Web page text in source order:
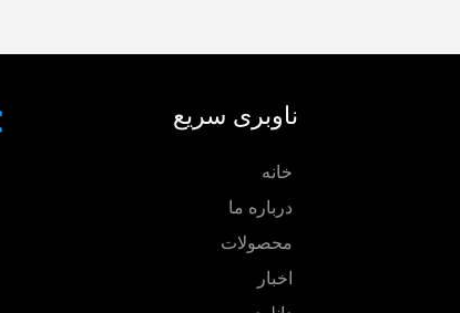
ناوبری سریع
خانه
درباره ما
محصولات
اخبار